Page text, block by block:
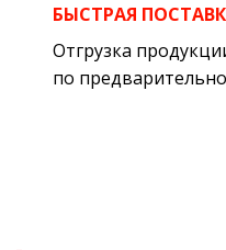
БЫСТРАЯ
Отгрузка
по